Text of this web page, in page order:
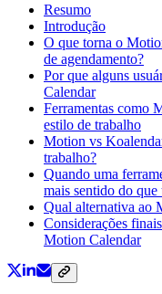
Resumo
Introdução
O que torna o
de agendamento?
Por que alguns
Calendar
Ferramentas como
estilo de trabalho
Motion vs
trabalho?
Quando uma
mais sentido do
Qual alternativa ao
Considerações
Motion Calendar